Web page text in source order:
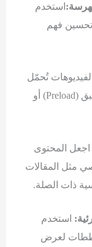
استخدم
فهم
تُحمّل
بسرعة باستخدام تقنيات مثل التحمّل المسبق (Preload) أو
اجعل المحتوى
مثل المقالات
ذات الصلة.
استخدم
لعرض